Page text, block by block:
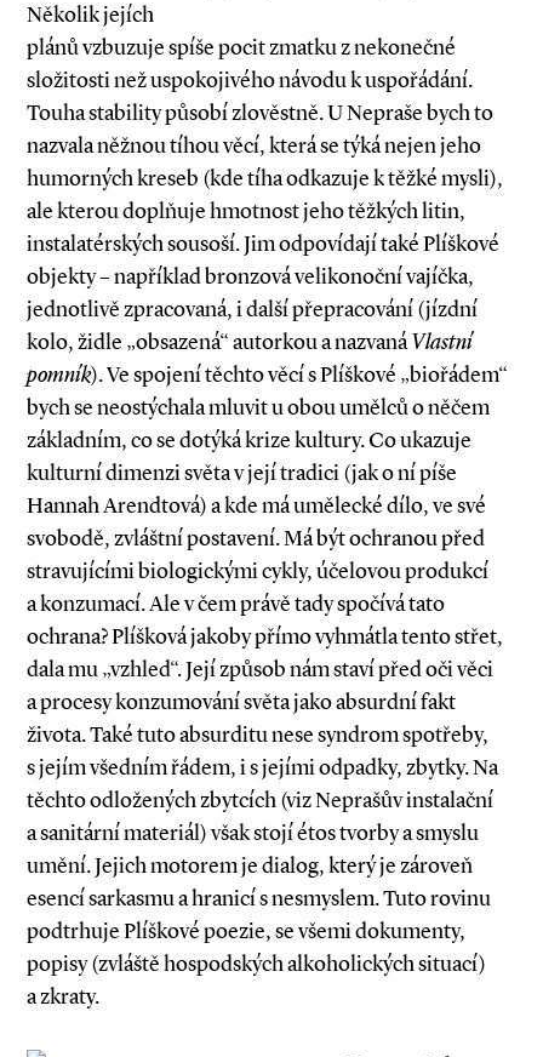
Několik jejích
plánů vzbuzuje spíše pocit zmatku z nekonečné
složitosti než uspokojivého návodu k uspořádání.
Touha stability působí zlověstně. U Nepraše bych to
nazvala něžnou tíhou věcí, která se týká nejen jeho
humorných kreseb (kde tíha odkazuje k těžké mysli),
ale kterou doplňuje hmotnost jeho těžkých litin,
instalatérských sousoší. Jim odpovídají také Plíškové
objekty – například bronzová velikonoční vajíčka,
jednotlivě zpracovaná, i další přepracování (jízdní
kolo, židle „obsazená“ autorkou a nazvanáVlastní
pomník). Ve spojení těchto věcí s Plíškové „biořádem“
bych se neostýchala mluvit u obou umělců o něčem
základním, co se dotýká krize kultury. Co ukazuje
kulturní dimenzi světa v její tradici (jak o ní píše
Hannah Arendtová) a kde má umělecké dílo, ve své
svobodě, zvláštní postavení. Má být ochranou před
stravujícími biologickými cykly, účelovou produkcí
a konzumací. Ale v čem právě tady spočívá tato
ochrana? Plíšková jakoby přímo vyhmátla tento střet,
dala mu „vzhled“. Její způsob nám staví před oči věci
a procesy konzumování světa jako absurdní fakt
života. Také tuto absurditu nese syndrom spotřeby,
s jejím všedním řádem, i s jejími odpadky, zbytky. Na
těchto odložených zbytcích (viz Neprašův instalační
a sanitární materiál) však stojí étos tvorby a smyslu
umění. Jejich motorem je dialog, který je zároveň
esencí sarkasmu a hranicí s nesmyslem. Tuto rovinu
podtrhuje Plíškové poezie, se všemi dokumenty,
popisy (zvláště hospodských alkoholických situací)
a zkraty.